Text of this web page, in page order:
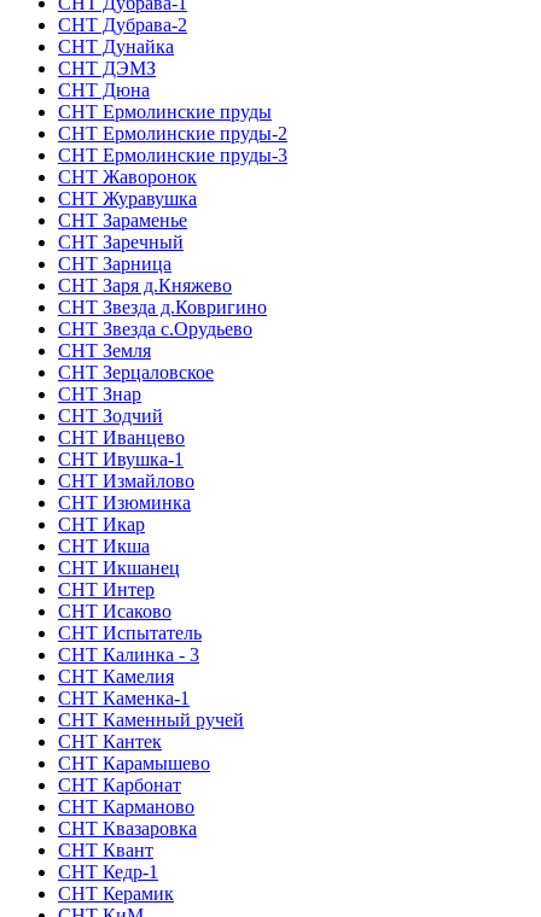
СНТ Дубрава-2
СНТ Дунайка
СНТ ДЭМЗ
СНТ Дюна
СНТ Ермолинские пруды
СНТ Ермолинские пруды-2
СНТ Ермолинские пруды-3
СНТ Жаворонок
СНТ Журавушка
СНТ Зараменье
СНТ Заречный
СНТ Зарница
СНТ Заря д.Княжево
СНТ Звезда д.Ковригино
СНТ Звезда с.Орудьево
СНТ Земля
СНТ Зерцаловское
СНТ Знар
СНТ Зодчий
СНТ Иванцево
СНТ Ивушка-1
СНТ Измайлово
СНТ Изюминка
СНТ Икар
СНТ Икша
СНТ Икшанец
СНТ Интер
СНТ Исаково
СНТ Испытатель
СНТ Калинка - 3
СНТ Камелия
СНТ Каменка-1
СНТ Каменный ручей
СНТ Кантек
СНТ Карамышево
СНТ Карбонат
СНТ Карманово
СНТ Квазаровка
СНТ Квант
СНТ Кедр-1
СНТ Керамик